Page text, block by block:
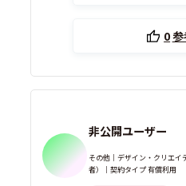
0
非公開ユーザー
その他｜デザイン・クリエイ
者）｜契約タイプ 有償利用